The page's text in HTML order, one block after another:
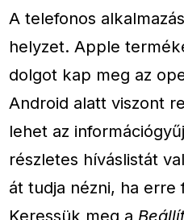
A telefonos
helyzet. Apple
dolgot kap meg az
Android alatt viszont
lehet az
részletes híváslistát
át tudja nézni, ha erre
Keressük meg a